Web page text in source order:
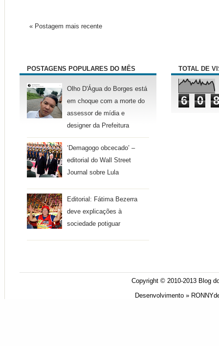
« Postagem mais recente
POSTAGENS POPULARES DO MÊS
Olho D'Água do Borges está
em choque com a morte do
assessor de mídia e
designer da Prefeitura
‘Demagogo obcecado’ –
editorial do Wall Street
Journal sobre Lula
Editorial: Fátima Bezerra
deve explicações à
sociedade potiguar
TOTAL DE
6 0 8
Copyright © 2010-2013 Blog
Desenvolvimento »